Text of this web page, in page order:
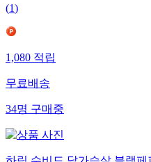
(1)
1,080적립
무료배송
34명구매중